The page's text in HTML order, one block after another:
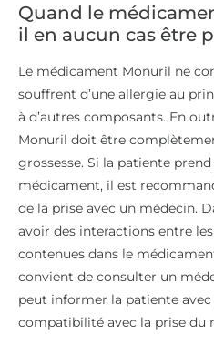
Quand le
il en aucun cas être
Le médicament Monuril ne
souffrent d’une allergie au
à d’autres composants. En
Monuril doit être
grossesse. Si la patiente
médicament, il est
de la prise avec un médecin.
avoir des interactions entre
contenues dans le
convient de consulter un
peut informer la patiente avec
compatibilité avec la prise du